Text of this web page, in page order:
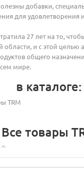
добавки,
для удовлетворения
27 лет на то,
области, и с этой целью
общего
мире.
в каталоге:
TRM
Все товары